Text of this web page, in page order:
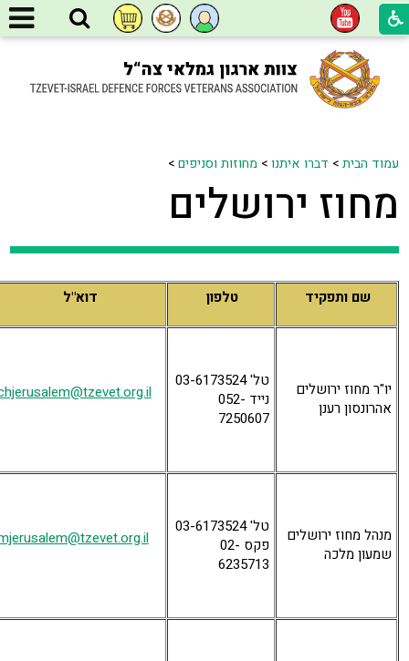
עמוד הבית> דברו איתנו> מחוזות וסניפים>
מחוז ירושלים
שם ותפקיד טלפון דוא"ל
יו"ר מחוז ירושלים
אהרונסון רענן
טל' 03-6173524
נייד 052-
7250607
מנהל מחוז ירושלים
שמעון מלכה
טל' 03-6173524
פקס 02-
6235713